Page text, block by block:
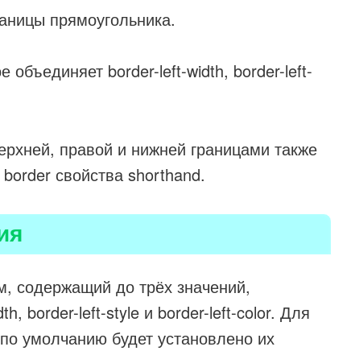
прямоугольника.
объединяет border-left-width, border-left-
правой и нижней границами также
свойства shorthand.
содержащий до трёх значений,
border-left-style и border-left-color. Для
умолчанию будет установлено их